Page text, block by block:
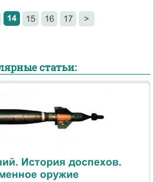
14 15 16 17 >
статьи:
История доспехов.
оружие